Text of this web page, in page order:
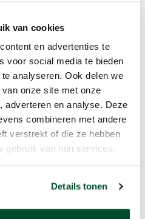
van cookies
en advertenties te
voor social media te bieden
analyseren. Ook delen we
onze site met onze
adverteren en analyse. Deze
combineren met andere
verstrekt of die ze hebben
gebruik van hun services.
Details tonen